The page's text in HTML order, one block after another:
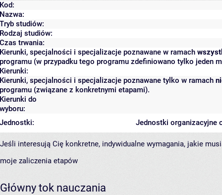
Kod:
Nazwa:
Tryb studiów:
Rodzaj studiów:
Czas trwania:
Kierunki, specjalności i specjalizacje poznawane w ramach
programu (w przypadku tego programu zdefiniowano tylko jeden
Kierunki:
Kierunki, specjalności i specjalizacje poznawane tylko w ramach
programu (związane z konkretnymi etapami).
Kierunki do
wyboru:
Jednostki organizacyjne
Jednostki:
Jeśli interesują Cię konkretne, indywidualne wymagania, jakie
moje zaliczenia etapów
Główny tok nauczania